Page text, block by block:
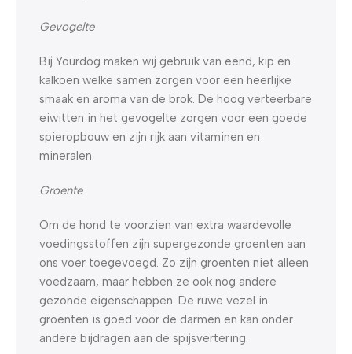
Gevogelte
Bij Yourdog maken wij gebruik van eend, kip en
kalkoen welke samen zorgen voor een heerlijke
smaak en aroma van de brok. De hoog verteerbare
eiwitten in het gevogelte zorgen voor een goede
spieropbouw en zijn rijk aan vitaminen en
mineralen.
Groente
Om de hond te voorzien van extra waardevolle
voedingsstoffen zijn supergezonde groenten aan
ons voer toegevoegd. Zo zijn groenten niet alleen
voedzaam, maar hebben ze ook nog andere
gezonde eigenschappen. De ruwe vezel in
groenten is goed voor de darmen en kan onder
andere bijdragen aan de spijsvertering.